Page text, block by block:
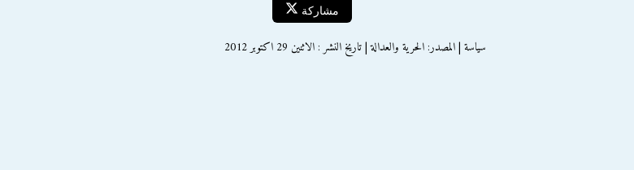
مشاركة
سياسة | المصدر: الحرية والعدالة | تاريخ النشر : الاثنين 29 اكتوبر 2012